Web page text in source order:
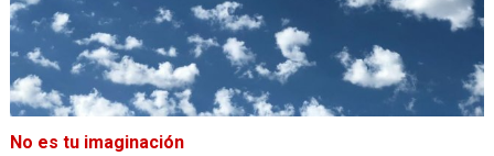
No es tu imaginación